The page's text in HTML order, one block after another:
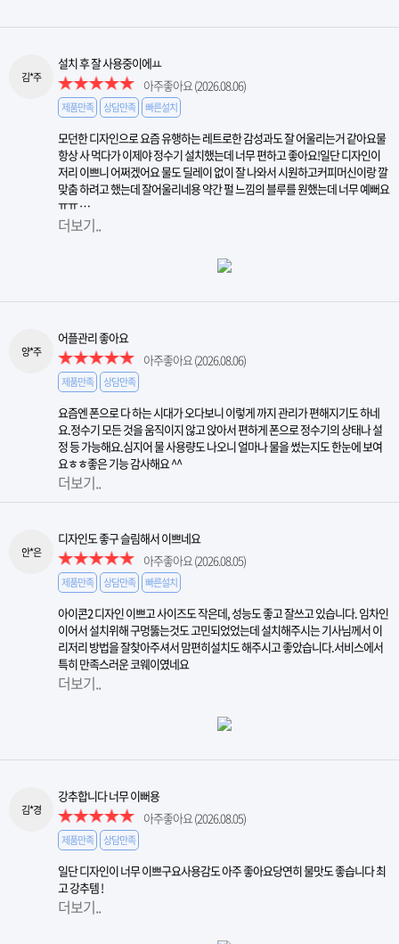
김*주
설치 후 잘 사용중이에ㅛ
아주좋아요 (2026.08.06)
제품만족 상담만족 빠른설치
모던한 디자인으로 요즘 유행하는 레트로한 감성과도 잘 어울리는거 같아요물
항상 사 먹다가 이제야 정수기 설치했는데 너무 편하고 좋아요!일단 디자인이
저리 이쁘니 어쩌겠어요 물도 딜레이 없이 잘 나와서 시원하고커피머신이랑 깔
맞춤 하려고 했는데 잘어울리네용 약간 펄 느낌의 블루를 원했는데 너무 예뻐요
ㅠㅠ …
더보기..
양*주
어플관리 좋아요
아주좋아요 (2026.08.06)
제품만족 상담만족
요즘엔 폰으로 다 하는 시대가 오다보니 이렇게 까지 관리가 편해지기도 하네
요.정수기 모든 것을 움직이지 않고 앉아서 편하게 폰으로 정수기의 상태나 설
정 등 가능해요.심지어 물 사용량도 나오니 얼마나 물을 썼는지도 한눈에 보여
요ㅎㅎ좋은 기능 감사해요 ^^
더보기..
안*은
디자인도 좋구 슬림해서 이쁘네요
아주좋아요 (2026.08.05)
제품만족 상담만족 빠른설치
아이콘2 디자인 이쁘고 사이즈도 작은데, 성능도 좋고 잘쓰고 있습니다. 임차인
이어서 설치위해 구멍뚫는것도 고민되었었는데 설치해주시는 기사님께서 이
리저리 방법을 잘찾아주셔서 맘편히설치도 해주시고 좋았습니다.서비스에서
특히 만족스러운 코웨이였네요​
더보기..
김*경
강추합니다 너무 이뻐용
아주좋아요 (2026.08.05)
제품만족 상담만족
일단 디자인이 너무 이쁘구요사용감도 아주 좋아요당연히 물맛도 좋습니다 최
고 강추템 !
더보기..